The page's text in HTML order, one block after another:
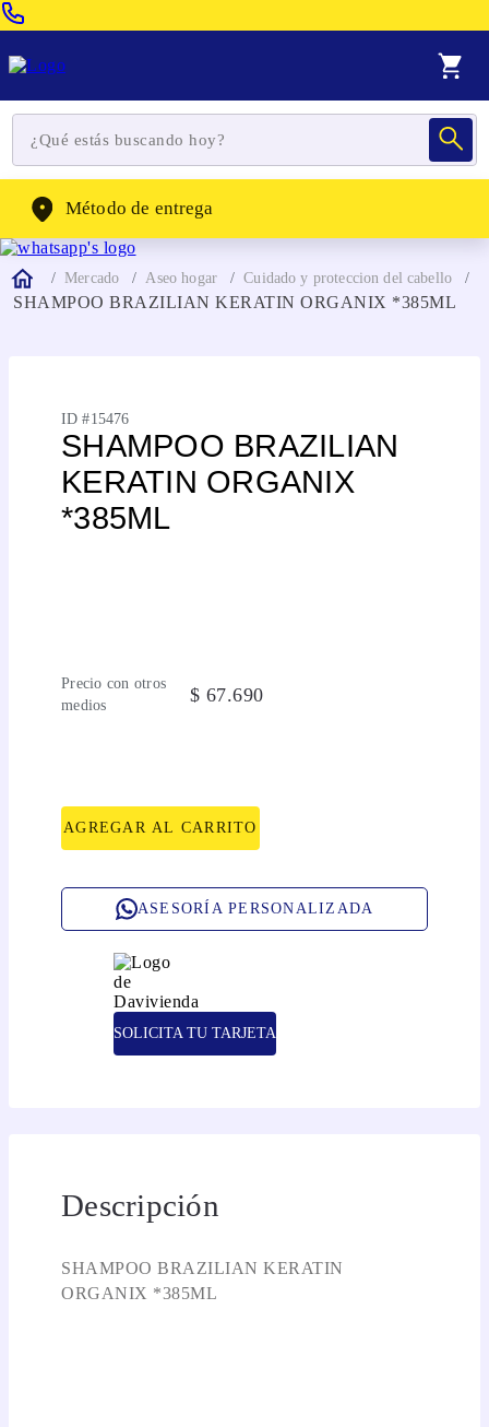
WhatsApp: (302) 262-4104
Método de entrega
Mercado Aseo hogar Cuidado y proteccion del cabello
SHAMPOO BRAZILIAN KERATIN ORGANIX *385ML
ID #15476
SHAMPOO BRAZILIAN
KERATIN ORGANIX
*385ML
Precio con otros
medios
$ 67.690
AGREGAR AL CARRITO
ASESORÍA PERSONALIZADA
SOLICITA TU TARJETA
Descripción
SHAMPOO BRAZILIAN KERATIN
ORGANIX *385ML